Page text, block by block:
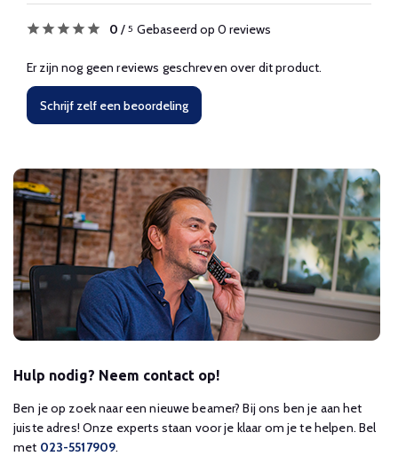
0 / 5 Gebaseerd op 0 reviews
Er zijn nog geen reviews geschreven over dit product.
Schrijf zelf een beoordeling
Hulp nodig? Neem contact op!
Ben je op zoek naar een nieuwe beamer? Bij ons ben je aan het
juiste adres! Onze experts staan voor je klaar om je te helpen. Bel
met 023-5517909.